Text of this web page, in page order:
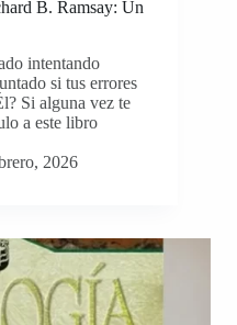
B. Ramsay: Un
intentando
si tus errores
Si alguna vez te
a este libro
2026